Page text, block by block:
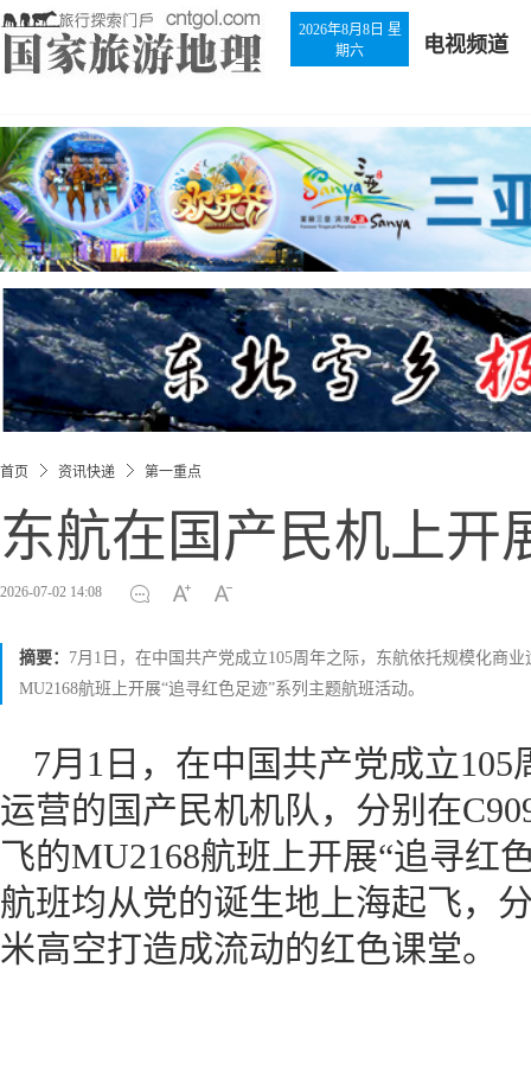
2026年8月8日 星
期六
电视频道
首页 资讯快递 第一重点
东航在国产民机上开
2026-07-02 14:08
摘要： 7月1日，在中国共产党成立105周年之际，东航依托规模化商
MU2168航班上开展“追寻红色足迹”系列主题航班活动。
7月1日，在中国共产党成立
运营的国产民机机队，分别在
飞的MU2168航班上开展“追寻红
航班均从党的诞生地上海起飞，
米高空打造成流动的红色课堂。